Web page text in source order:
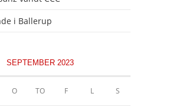
i Ballerup
SEPTEMBER 2023
O TO F L S